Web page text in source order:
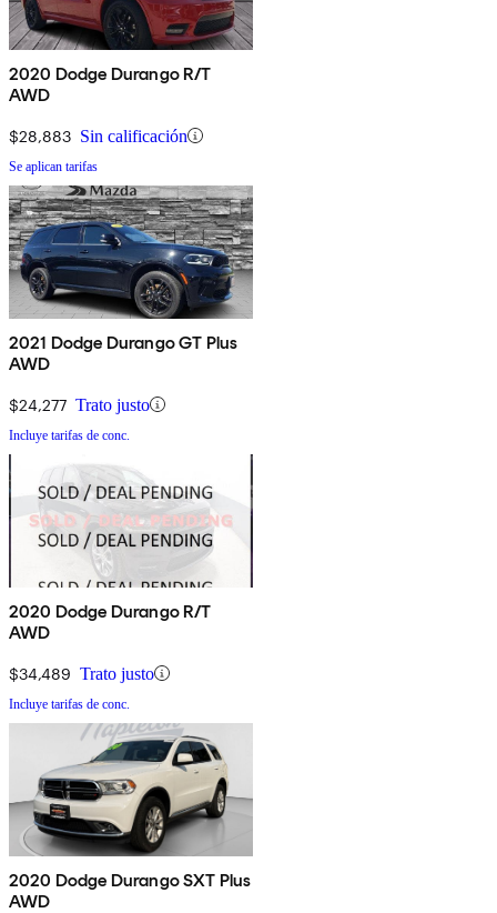
2020 Dodge Durango R/T
AWD
$28,883 Sin calificación
Se aplican tarifas
2021 Dodge Durango GT Plus
AWD
$24,277 Trato justo
Incluye tarifas de conc.
2020 Dodge Durango R/T
AWD
$34,489 Trato justo
Incluye tarifas de conc.
2020 Dodge Durango SXT Plus
AWD